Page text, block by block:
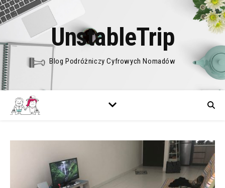
UnstableTrip
Blog Podróżniczy Cyfrowych Nomadów